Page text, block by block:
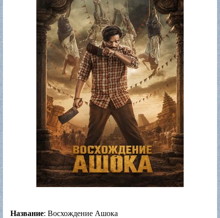
Название: Восхождение Ашока